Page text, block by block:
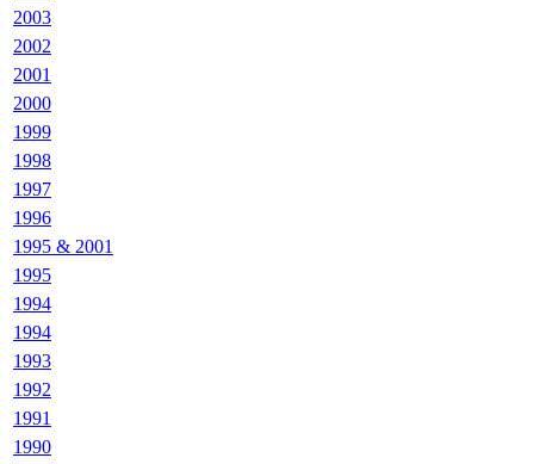
2003
2002
2001
2000
1999
1998
1997
1996
1995 & 2001
1995
1994
1994
1993
1992
1991
1990